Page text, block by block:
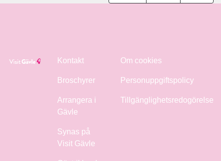
Kontakt
Broschyrer
Arrangera i
Gävle
Synas på
Visit Gävle
Om cookies
Personuppgiftspolicy
Tillgänglighetsredogörelse